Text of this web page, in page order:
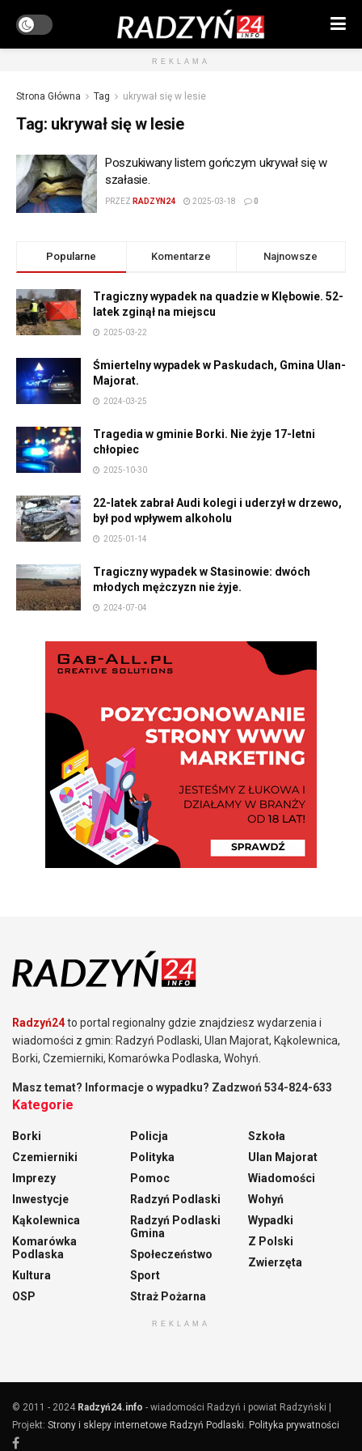
REKLAMA
Strona Główna Tag ukrywał się w lesie
Tag: ukrywał się w lesie
Poszukiwany listem gończym ukrywał się w
szałasie.
PRZEZ RADZYN24 2025-03-18 0
Popularne Komentarze Najnowsze
Tragiczny wypadek na quadzie w Klębowie. 52-
latek zginął na miejscu
2025-03-22
Śmiertelny wypadek w Paskudach, Gmina Ulan-
Majorat.
2024-03-25
Tragedia w gminie Borki. Nie żyje 17-letni
chłopiec
2025-10-30
22-latek zabrał Audi kolegi i uderzył w drzewo,
był pod wpływem alkoholu
2025-01-14
Tragiczny wypadek w Stasinowie: dwóch
młodych mężczyzn nie żyje.
2024-07-04
Radzyń24to portal regionalny gdzie znajdziesz wydarzenia i
wiadomości z gmin: Radzyń Podlaski, Ulan Majorat, Kąkolewnica,
Borki, Czemierniki, Komarówka Podlaska, Wohyń.
Masz temat? Informacje o wypadku? Zadzwoń 534-824-633
Kategorie
Borki
Czemierniki
Imprezy
Inwestycje
Kąkolewnica
Komarówka
Podlaska
Kultura
OSP
Policja
Polityka
Pomoc
Radzyń Podlaski
Radzyń Podlaski
Gmina
Społeczeństwo
Sport
Straż Pożarna
Szkoła
Ulan Majorat
Wiadomości
Wohyń
Wypadki
Z Polski
Zwierzęta
REKLAMA
© 2011 - 2024 Radzyń24.info - wiadomości Radzyń i powiat Radzyński |
Projekt: Strony i sklepy internetowe Radzyń Podlaski Polityka prywatności